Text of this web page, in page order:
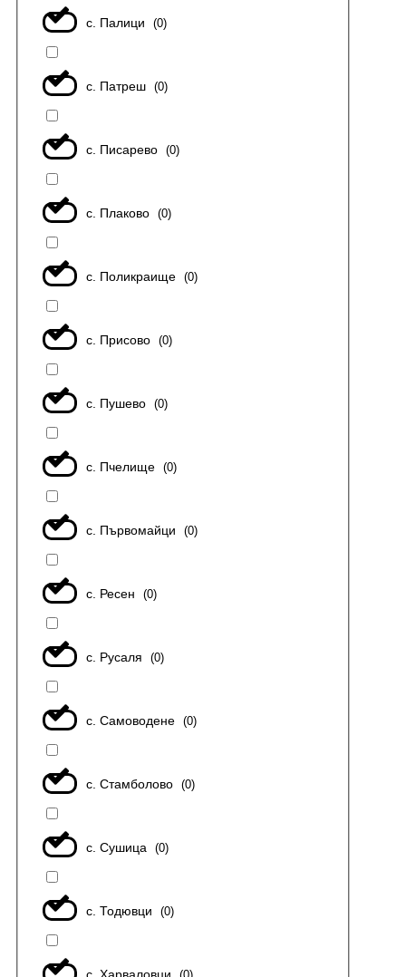
с. Палици (0)
с. Патреш (0)
с. Писарево (0)
с. Плаково (0)
с. Поликраище (0)
с. Присово (0)
с. Пушево (0)
с. Пчелище (0)
с. Първомайци (0)
с. Ресен (0)
с. Русаля (0)
с. Самоводене (0)
с. Стамболово (0)
с. Сушица (0)
с. Тодювци (0)
с. Харваловци